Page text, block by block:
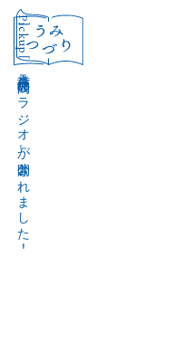
［Pickup］
音声作品『波間のラジオ』が公開されました！